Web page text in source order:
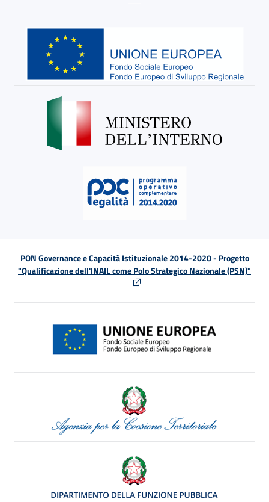
PON Governance e Capacità Istituzionale 2014-2020 - Progetto
"Qualificazione dell'INAIL come Polo Strategico Nazionale (PSN)"